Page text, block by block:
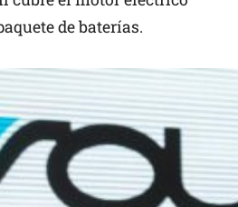
de baterías.